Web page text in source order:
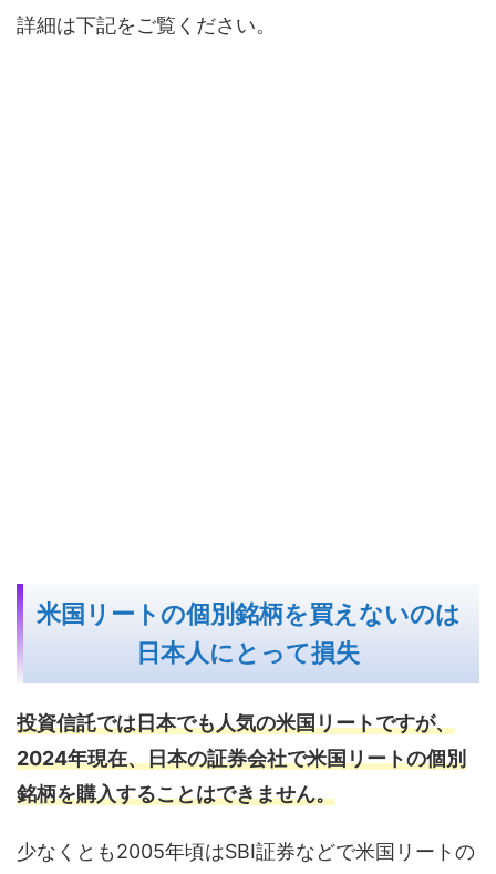
詳細は下記をご覧ください。
米国リートの個別銘柄を買えないのは
日本人にとって損失
投資信託では日本でも人気の米国リートですが、
2024年現在、日本の証券会社で米国リートの個別
銘柄を購入することはできません。
少なくとも2005年頃はSBI証券などで米国リートの